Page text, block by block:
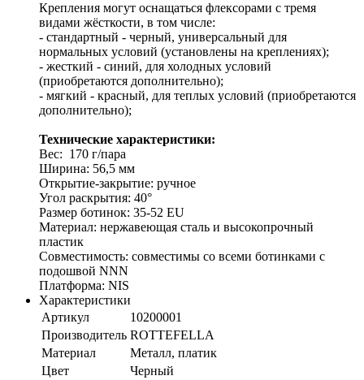
Крепления могут оснащаться флексорами с тремя
видами жёсткости, в том числе:
- стандартный - черный, универсальный для
нормальных условий (установлены на креплениях);
- жесткий - синий, для холодных условий
(приобретаются дополнительно);
- мягкий - красный, для теплых условий (приобретаются
дополнительно);
Технические характеристики:
Вес: 170 г/пара
Ширина: 56,5 мм
Открытие-закрытие: ручное
Угол раскрытия: 40°
Размер ботинок: 35-52 EU
Материал: нержавеющая сталь и высокопрочный
пластик
Совместимость: совместимы со всеми ботинками с
подошвой NNN
Платформа: NIS
Характеристики
Артикул
10200001
Производитель ROTTEFELLA
Материал
Металл, платик
Цвет
Черный